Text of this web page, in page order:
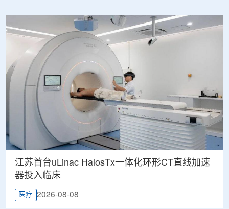
江苏首台uLinac HalosTx一体化环形CT直线加速
器投入临床
医疗 2026-08-08